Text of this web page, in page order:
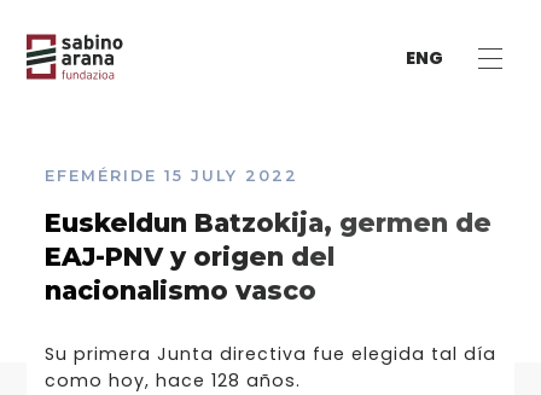
ENG
EFEMÉRIDE 15 JULY 2022
Euskeldun Batzokija, germen de
EAJ-PNV y origen del
nacionalismo vasco
Su primera Junta directiva fue elegida tal día
como hoy, hace 128 años.